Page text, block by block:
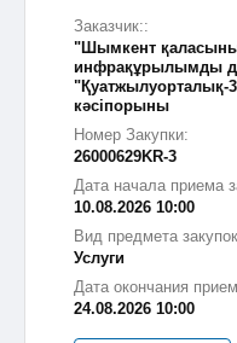
Заказчик::
"Шымкент
инфрақұрылымды
"Қуатжылуорталық-
кәсіпорыны
Номер Закупки:
26000629KR-3
Дата начала приема
10.08.2026 10:00
Вид предмета
Услуги
Дата окончания
24.08.2026 10:00